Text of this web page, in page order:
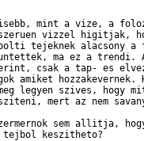
mint a vize, a
vizzel higitjak,
tejeknek alacsony a
ma ez a trendi.
csak a tap- es
amiket
legyen szives, hogy
mert az nem
sem allitja,
tejbol keszitheto?